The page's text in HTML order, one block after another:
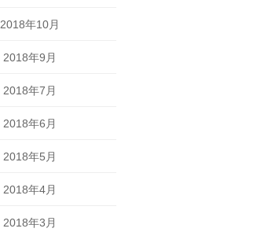
2018年10月
2018年9月
2018年7月
2018年6月
2018年5月
2018年4月
2018年3月